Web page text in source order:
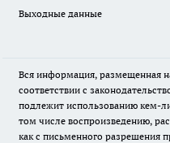
Выходные данные
Вся информация, размещенная
соответствии с
подлежит использованию кем-
том числе воспроизведению,
как с письменного разрешения